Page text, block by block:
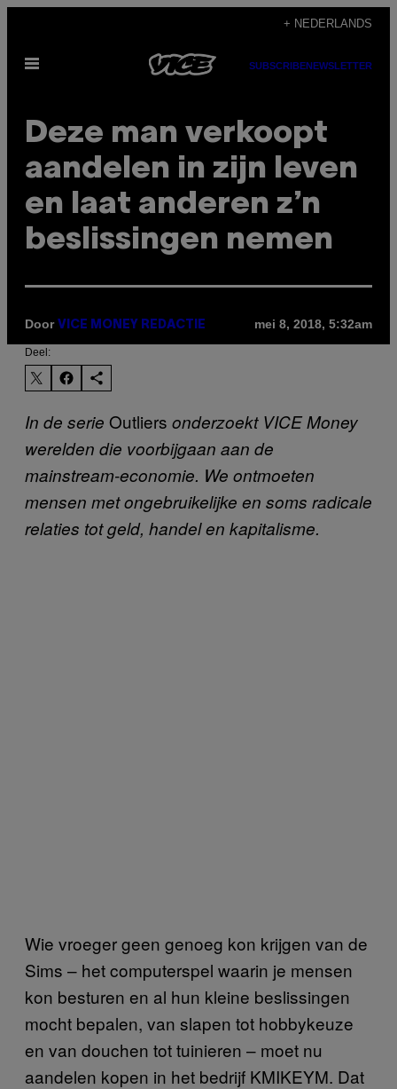
de
+ NEDERLANDS
Open
SUBSCRIBENEWSLETTER
Deze man verkoopt
aandelen in zijn leven
en laat anderen z’n
beslissingen nemen
Door VICE MONEY REDACTIE mei 8, 2018, 5:32am
Deel:
In de serie Outliers onderzoekt VICE Money
werelden die voorbijgaan aan de
mainstream-economie. We ontmoeten
mensen met ongebruikelijke en soms radicale
relaties tot geld, handel en kapitalisme.
Wie vroeger geen genoeg kon krijgen van de
Sims – het computerspel waarin je mensen
kon besturen en al hun kleine beslissingen
mocht bepalen, van slapen tot hobbykeuze
en van douchen tot tuinieren – moet nu
aandelen kopen in het bedrijf KMIKEYM. Dat